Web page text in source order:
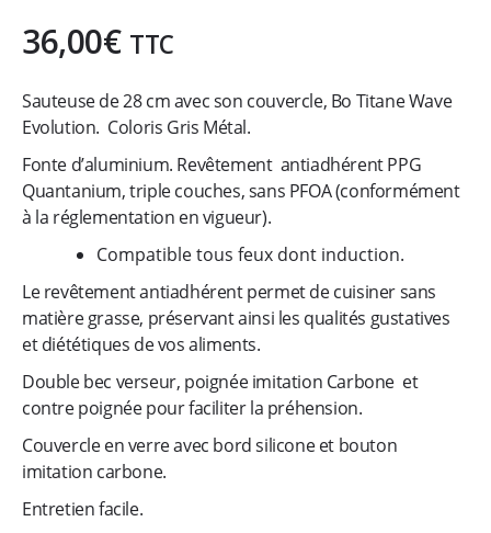
l
e
s
d
e
c
u
i
36,00€ TTC
Sauteuse de 28 cm avec son couvercle, Bo Titane Wave
Evolution. Coloris Gris Métal.
Fonte d’aluminium. Revêtement antiadhérent PPG
Quantanium, triple couches, sans PFOA (conformément
à la réglementation en vigueur).
Compatible tous feux dont induction.
Le revêtement antiadhérent permet de cuisiner sans
matière grasse, préservant ainsi les qualités gustatives
et diététiques de vos aliments.
Double bec verseur, poignée imitation Carbone et
contre poignée pour faciliter la préhension.
Couvercle en verre avec bord silicone et bouton
imitation carbone.
Entretien facile.